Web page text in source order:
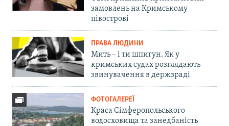
замовлень на Кримському
півострові
ПРАВА ЛЮДИНИ
Мить – і ти шпигун. Як у
кримських судах розглядають
звинувачення в держзраді
ФОТОГАЛЕРЕЇ
Краса Сімферопольського
водосховища та занедбаність